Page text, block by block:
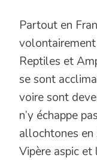
Partout en
Reptiles et
se sont
voire sont
n’y échappe
allochtones
Vipère aspic